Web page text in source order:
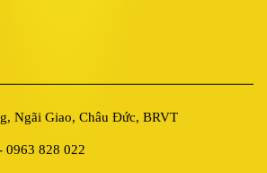
Ngãi Giao, Châu Đức, BRVT
0963 828 022